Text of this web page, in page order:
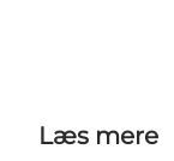
Læs mere